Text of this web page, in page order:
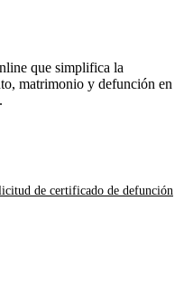
que simplifica la
matrimonio y defunción en
de certificado de defunción